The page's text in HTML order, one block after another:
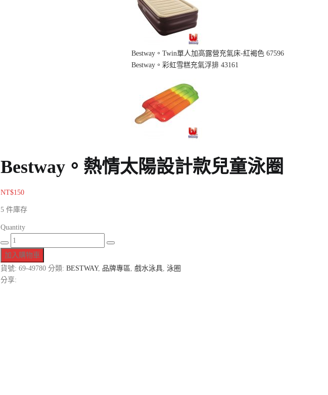
Bestway。Twin單人加高露營充氣床-紅褐色 67596
Bestway。彩虹雪糕充氣浮排 43161
Bestway。熱情太陽設計款兒童泳圈
NT$150
5 件庫存
Quantity
加入購物車
貨號: 69-49780 分類: BESTWAY, 品牌專區 戲水泳具 泳圈
分享: